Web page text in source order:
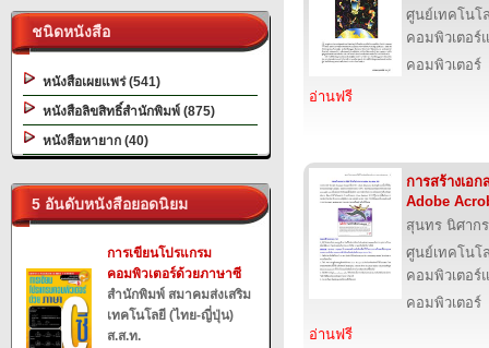
ชนิดหนังสือ
หนังสือเผยแพร่ (541)
หนังสือลิขสิทธิ์สำนักพิมพ์ (875)
หนังสือหายาก (40)
5 อันดับหนังสือยอดนิยม
การเขียนโปรแกรม
คอมพิวเตอร์ด้วยภาษาซี
สำนักพิมพ์ สมาคมส่งเสริม
เทคโนโลยี (ไทย-ญี่ปุ่น)
ส.ส.ท.
ศูนย์เทคโนโ
คอมพิวเตอร์
คอมพิวเตอร์
อ่านฟรี
การสร้างเอ
Adobe
สุนทร นิศากร
ศูนย์เทคโนโ
คอมพิวเตอร์
คอมพิวเตอร์
อ่านฟรี